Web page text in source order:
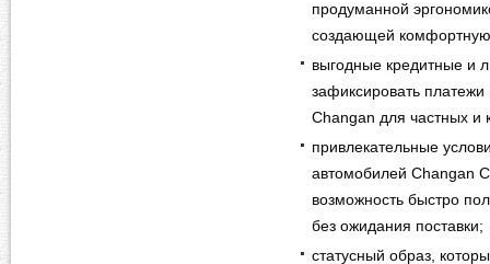
продуманной
создающей
выгодные кредитные и
зафиксировать
Changan для частных и
привлекательные
автомобилей Changan
возможность быстро
без ожидания поставки;
статусный образ,